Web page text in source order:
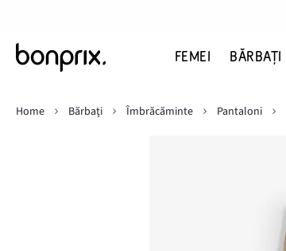
FEMEI BĂRBAŢI
Home
Bărbaţi Îmbrăcăminte Pantaloni